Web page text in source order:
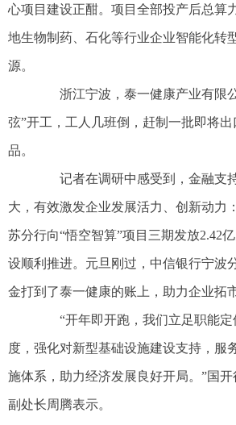
心项目建设正酣。项目全部投产后总算
地生物制药、石化等行业企业智能化转
源。
浙江宁波，泰一健康产业有限公
弦”开工，工人几班倒，赶制一批即将
品。
记者在调研中感受到，金融支
大，有效激发企业发展活力、创新动力
苏分行向“悟空智算”项目三期发放2.42
设顺利推进。元旦刚过，中信银行宁波
金打到了泰一健康的账上，助力企业拓
“开年即开跑，我们立足职能定
度，强化对新型基础设施建设支持，服
施体系，助力经济发展良好开局。”国
副处长周腾表示。